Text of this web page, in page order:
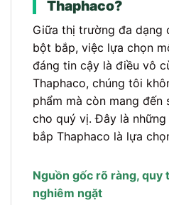
Thaphaco?
Giữa thị trường đa dạng
bột bắp, việc lựa chọn
đáng tin cậy là điều vô
Thaphaco, chúng tôi
phẩm mà còn mang
cho quý vị. Đây là
bắp Thaphaco là lựa
Nguồn gốc rõ ràng, quy
nghiêm ngặt